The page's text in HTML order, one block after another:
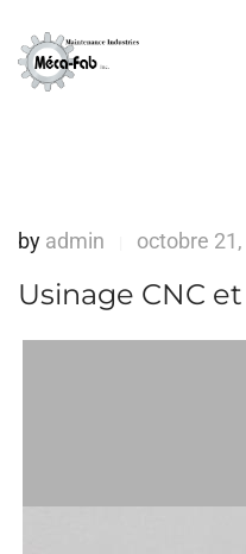
by admin octobre
Usinage CNC